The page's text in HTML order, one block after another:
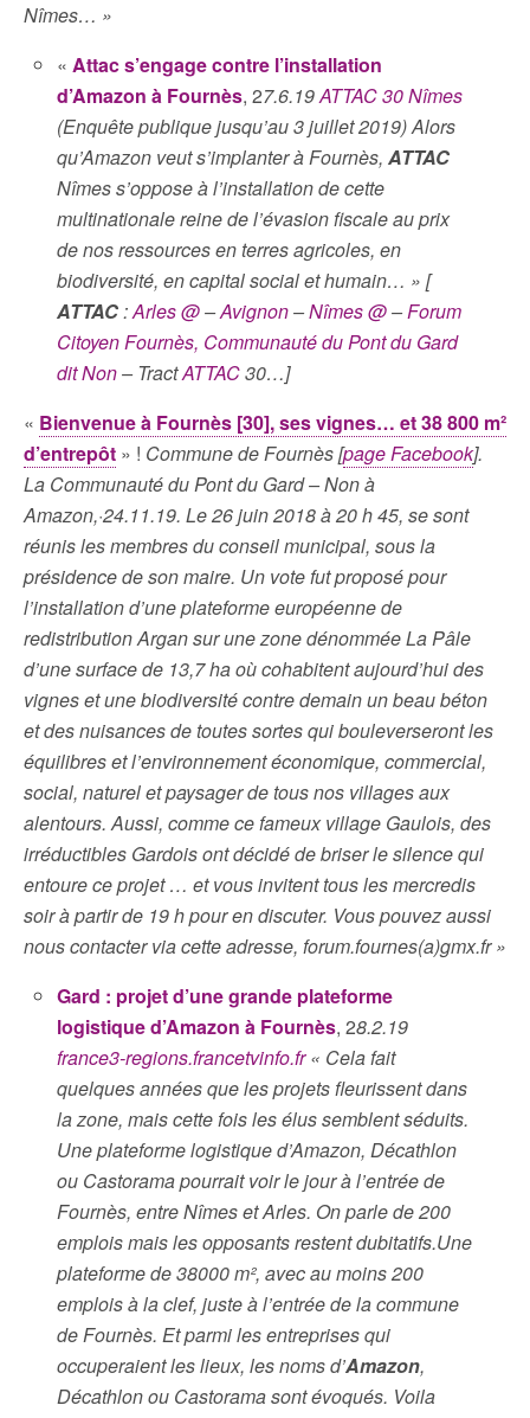
Nîmes… »
«Attac s’engage contre l’installation
d’Amazon à Fournès, 27.6.19ATTAC 30 Nîmes
(Enquête publique jusqu’au 3 juillet 2019) Alors
qu’Amazon veut s’implanter à Fournès,ATTAC
Nîmes s’oppose à l’installation de cette
multinationale reine de l’évasion fiscale au prix
de nos ressources en terres agricoles, en
biodiversité, en capital social et humain… »[
ATTAC:Arles@–Avignon–Nîmes@–Forum
Citoyen Fournès, Communauté du Pont du Gard
dit Non– TractATTAC30…]
« Bienvenue à Fournès [30], ses vignes… et 38 800 m²
d’entrepôt » ! Commune de Fournès [page Facebook].
La Communauté du Pont du Gard – Non à
Amazon,·24.11.19. Le 26 juin 2018 à 20 h 45, se sont
réunis les membres du conseil municipal, sous la
présidence de son maire. Un vote fut proposé pour
l’installation d’une plateforme européenne de
redistribution Argan sur une zone dénommée La Pâle
d’une surface de 13,7 ha où cohabitent aujourd’hui des
vignes et une biodiversité contre demain un beau béton
et des nuisances de toutes sortes qui bouleverseront les
équilibres et l’environnement économique, commercial,
social, naturel et paysager de tous nos villages aux
alentours. Aussi, comme ce fameux village Gaulois, des
irréductibles Gardois ont décidé de briser le silence qui
entoure ce projet … et vous invitent tous les mercredis
soir à partir de 19 h pour en discuter. Vous pouvez aussi
nous contacter via cette adresse, forum.fournes(a)gmx.fr »
Gard : projet d’une grande plateforme
logistique d’Amazon à Fournès, 28.2.19
france3-regions.francetvinfo.fr« Cela fait
quelques années que les projets fleurissent dans
la zone, mais cette fois les élus semblent séduits.
Une plateforme logistique d’Amazon, Décathlon
ou Castorama pourrait voir le jour à l’entrée de
Fournès, entre Nîmes et Arles. On parle de 200
emplois mais les opposants restent dubitatifs.Une
plateforme de 38000 m², avec au moins 200
emplois à la clef, juste à l’entrée de la commune
de Fournès. Et parmi les entreprises qui
occuperaient les lieux, les noms d’Amazon,
Décathlon ou Castorama sont évoqués. Voila